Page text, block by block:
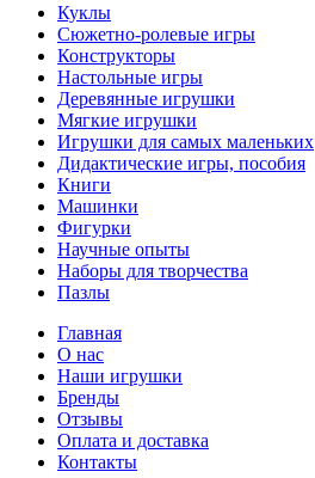
Куклы
Сюжетно-ролевые игры
Конструкторы
Настольные игры
Деревянные игрушки
Мягкие игрушки
Игрушки для самых маленьких
Дидактические игры, пособия
Книги
Машинки
Фигурки
Научные опыты
Наборы для творчества
Пазлы
Главная
О нас
Наши игрушки
Бренды
Отзывы
Оплата и доставка
Контакты